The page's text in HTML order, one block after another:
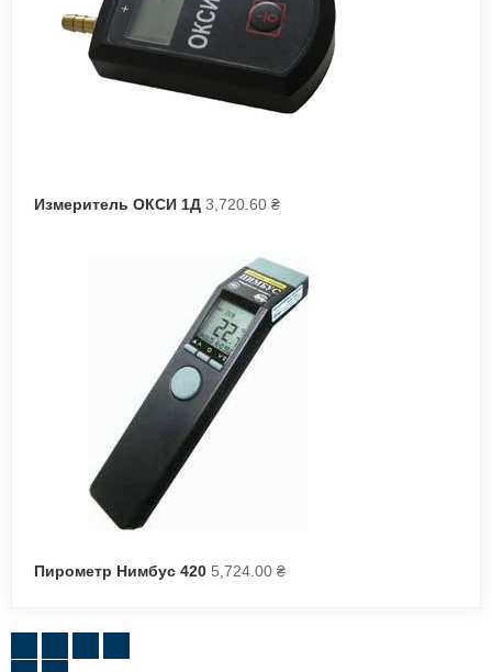
Измеритель ОКСИ 1Д 3,720.60 ₴
Пирометр Нимбус 420 5,724.00 ₴